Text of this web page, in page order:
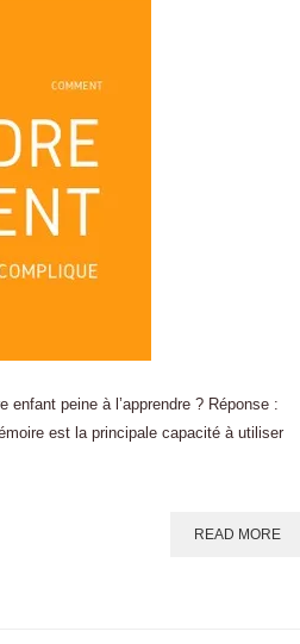
peine à l’apprendre ? Réponse :
est la principale capacité à utiliser
READ MORE